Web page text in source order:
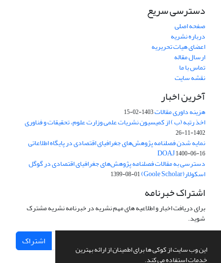
این وب سایت از کوکی ها برای اطمینان از ارائه بهترین
خدمات استفاده می کند.
دسترسی سریع
صفحه اصلی
درباره نشریه
اعضای هیات تحریریه
ارسال مقاله
تماس با ما
نقشه سایت
آخرین اخبار
هزینه داوری مقالات1403-02-15
اخذ رتبه (ب ) از کمیسیون نشریات علمی وزارت علوم، تحقیقات و فناوری
1402-11-26
نمایه شدن فصلنامه پژوهش‌های جغرافیای اقتصادی در پایگاه اطلاعاتی
DOAJ1400-06-16
دسترسی به مقالات فصلنامه پژوهش‌های جغرافیای اقتصادی در گوگل
اسکولار(Goole Scholar) 1399-08-01
اشتراک خبرنامه
برای دریافت اخبار و اطلاعیه های مهم نشریه در خبرنامه نشریه مشترک
شوید.
اشتراک